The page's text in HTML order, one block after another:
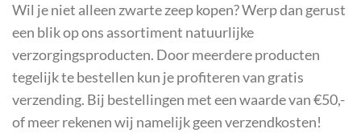
Wil je niet alleen zwarte zeep kopen? Werp dan gerust
een blik op ons assortiment natuurlijke
verzorgingsproducten. Door meerdere producten
tegelijk te bestellen kun je profiteren van gratis
verzending. Bij bestellingen met een waarde van €50,-
of meer rekenen wij namelijk geen verzendkosten!